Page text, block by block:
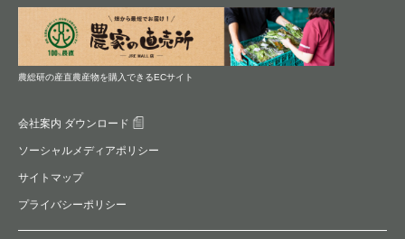
農総研の産直農産物を購入できるECサイト
会社案内 ダウンロード
ソーシャルメディアポリシー
サイトマップ
プライバシーポリシー